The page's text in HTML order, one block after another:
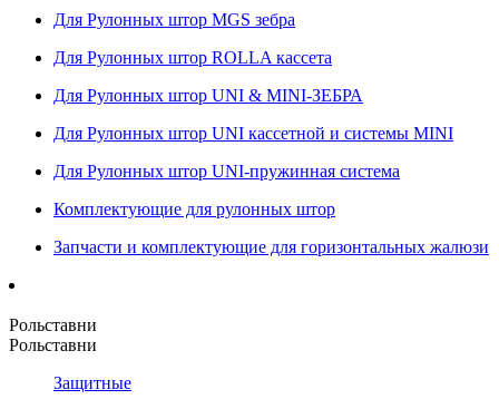
Для Рулонных штор MGS зебра
Для Рулонных штор ROLLA кассета
Для Рулонных штор UNI & MINI-ЗЕБРА
Для Рулонных штор UNI кассетной и системы MINI
Для Рулонных штор UNI-пружинная система
Комплектующие для рулонных штор
Запчасти и комплектующие для горизонтальных жалюзи
Рольставни
Рольставни
Защитные